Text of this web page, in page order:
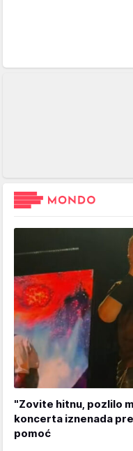
"Zovite hitnu, pozlilo
koncerta iznenada
pomoć